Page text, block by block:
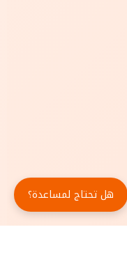
هل تحتاج لمساعدة؟